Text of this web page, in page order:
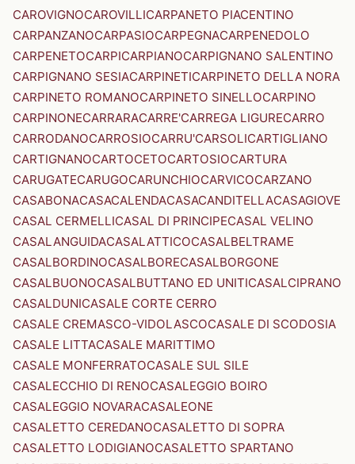
CAROVIGNOCAROVILLICARPANETO PIACENTINO
CARPANZANOCARPASIOCARPEGNACARPENEDOLO
CARPENETOCARPICARPIANOCARPIGNANO SALENTINO
CARPIGNANO SESIACARPINETICARPINETO DELLA NORA
CARPINETO ROMANOCARPINETO SINELLOCARPINO
CARPINONECARRARACARRE'CARREGA LIGURECARRO
CARRODANOCARROSIOCARRU'CARSOLICARTIGLIANO
CARTIGNANOCARTOCETOCARTOSIOCARTURA
CARUGATECARUGOCARUNCHIOCARVICOCARZANO
CASABONACASACALENDACASACANDITELLACASAGIOVE
CASAL CERMELLICASAL DI PRINCIPECASAL VELINO
CASALANGUIDACASALATTICOCASALBELTRAME
CASALBORDINOCASALBORECASALBORGONE
CASALBUONOCASALBUTTANO ED UNITICASALCIPRANO
CASALDUNICASALE CORTE CERRO
CASALE CREMASCO-VIDOLASCOCASALE DI SCODOSIA
CASALE LITTACASALE MARITTIMO
CASALE MONFERRATOCASALE SUL SILE
CASALECCHIO DI RENOCASALEGGIO BOIRO
CASALEGGIO NOVARACASALEONE
CASALETTO CEREDANOCASALETTO DI SOPRA
CASALETTO LODIGIANOCASALETTO SPARTANO